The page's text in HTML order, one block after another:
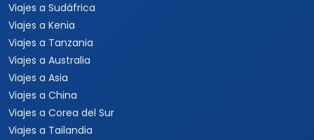
Viajes a Sudáfrica
Viajes a Kenia
Viajes a Tanzania
Viajes a Australia
Viajes a Asia
Viajes a China
Viajes a Corea del Sur
Viajes a Tailandia